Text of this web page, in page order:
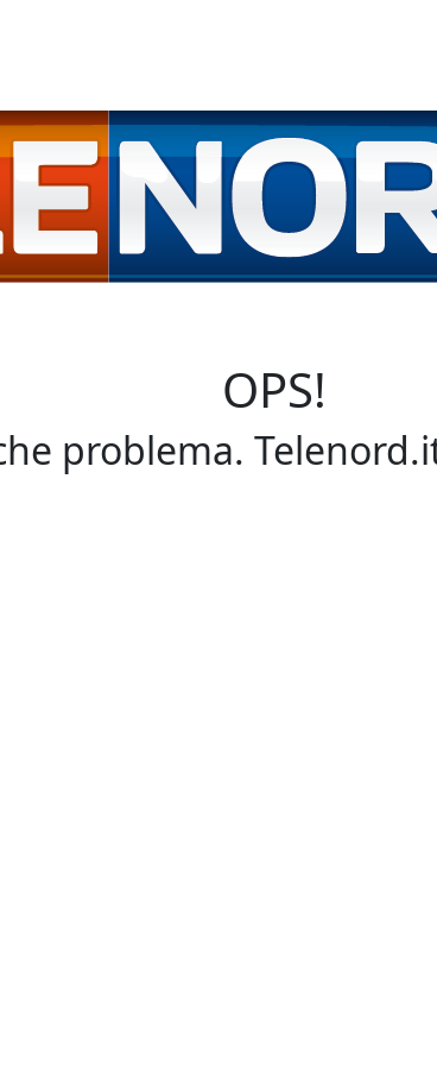
OPS!
problema.